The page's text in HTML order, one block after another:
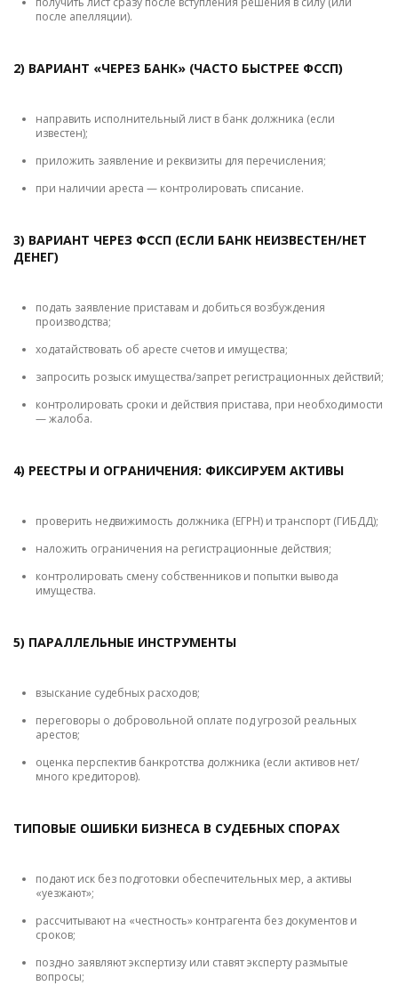
после апелляции).
2) ВАРИАНТ «ЧЕРЕЗ БАНК» (ЧАСТО БЫСТРЕЕ ФССП)
направить исполнительный лист в банк должника (если
известен);
приложить заявление и реквизиты для перечисления;
при наличии ареста — контролировать списание.
3) ВАРИАНТ ЧЕРЕЗ ФССП (ЕСЛИ БАНК НЕИЗВЕСТЕН/НЕТ
ДЕНЕГ)
подать заявление приставам и добиться возбуждения
производства;
ходатайствовать об аресте счетов и имущества;
запросить розыск имущества/запрет регистрационных действий;
контролировать сроки и действия пристава, при необходимости
— жалоба.
4) РЕЕСТРЫ И ОГРАНИЧЕНИЯ: ФИКСИРУЕМ АКТИВЫ
проверить недвижимость должника (ЕГРН) и транспорт (ГИБДД);
наложить ограничения на регистрационные действия;
контролировать смену собственников и попытки вывода
имущества.
5) ПАРАЛЛЕЛЬНЫЕ ИНСТРУМЕНТЫ
взыскание судебных расходов;
переговоры о добровольной оплате под угрозой реальных
арестов;
оценка перспектив банкротства должника (если активов нет/
много кредиторов).
ТИПОВЫЕ ОШИБКИ БИЗНЕСА В СУДЕБНЫХ СПОРАХ
подают иск без подготовки обеспечительных мер, а активы
«уезжают»;
рассчитывают на «честность» контрагента без документов и
сроков;
поздно заявляют экспертизу или ставят эксперту размытые
вопросы;